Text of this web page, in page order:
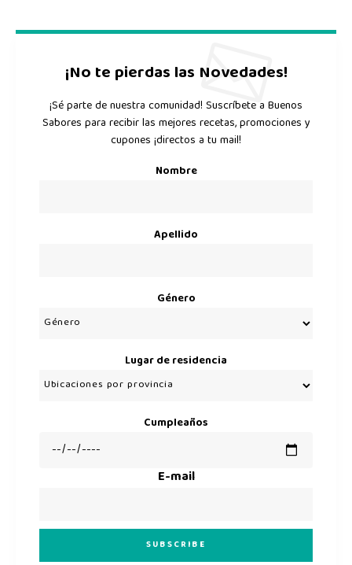
¡No te pierdas las Novedades!
¡Sé parte de nuestra comunidad! Suscríbete a Buenos
Sabores para recibir las mejores recetas, promociones y
cupones ¡directos a tu mail!
Nombre
Apellido
Género
Lugar de residencia
Cumpleaños
E-mail